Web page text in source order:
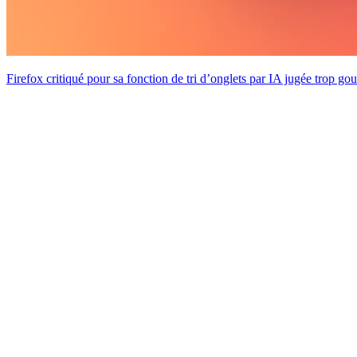
Firefox critiqué pour sa fonction de tri d’onglets par IA jugée trop